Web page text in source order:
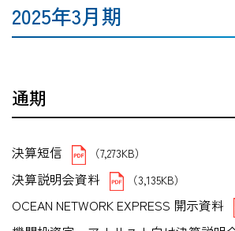
2025年3月期
通期
決算短信 （7,273KB）
決算説明会資料 （3,135KB）
OCEAN NETWORK EXPRESS 開示資料